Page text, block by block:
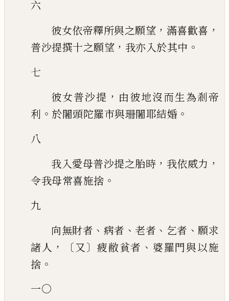
六
彼女依帝釋所與之願望 ， 滿喜歡喜 ，
普沙提撰十之願望 ， 我亦入於其中 。
七
彼女普沙提 ， 由彼地沒而生為剎帝
利 。 於闍頭陀羅市與珊闍耶結婚 。
八
我入愛母普沙提之胎時 ， 我依威力 ，
令我母常喜施捨 。
九
向無財者 、 病者 、 老者 、 乞者 、 願求
諸人 ，〔又〕疲敝貧者 、 婆羅門與以施
捨 。
一〇